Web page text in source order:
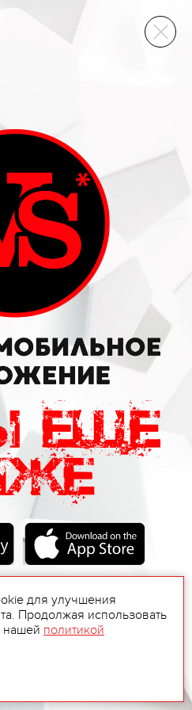
для улучшения
Продолжая использовать
нашей политикой